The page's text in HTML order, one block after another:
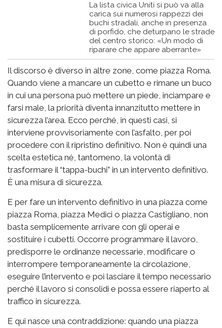
La lista civica Uniti si può va alla
carica sui numerosi rappezzi dei
buchi stradali, anche in presenza
di porfido, che deturpano le strade
del centro storico: «Un modo di
riparare che appare aberrante»
Il discorso è diverso in altre zone, come piazza Roma.
Quando viene a mancare un cubetto e rimane un buco
in cui una persona può mettere un piede, inciampare e
farsi male, la priorità diventa innanzitutto mettere in
sicurezza l’area. Ecco perché, in questi casi, si
interviene provvisoriamente con l’asfalto, per poi
procedere con il ripristino definitivo. Non è quindi una
scelta estetica né, tantomeno, la volontà di
trasformare il “tappa-buchi” in un intervento definitivo.
È una misura di sicurezza.
E per fare un intervento definitivo in una piazza come
piazza Roma, piazza Medici o piazza Castigliano, non
basta semplicemente arrivare con gli operai e
sostituire i cubetti. Occorre programmare il lavoro,
predisporre le ordinanze necessarie, modificare o
interrompere temporaneamente la circolazione,
eseguire l’intervento e poi lasciare il tempo necessario
perché il lavoro si consolidi e possa essere riaperto al
traffico in sicurezza.
E qui nasce una contraddizione: quando una piazza